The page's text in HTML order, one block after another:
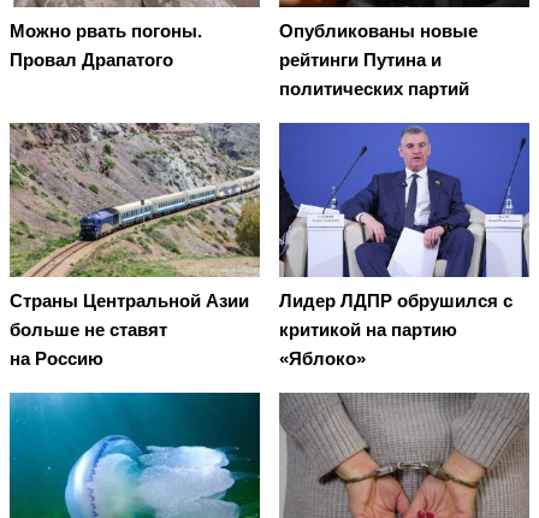
Можно рвать погоны.
Провал Драпатого
Опубликованы новые
рейтинги Путина и
политических партий
Страны Центральной Азии
больше не ставят
на Россию
Лидер ЛДПР обрушился с
критикой на партию
«Яблоко»